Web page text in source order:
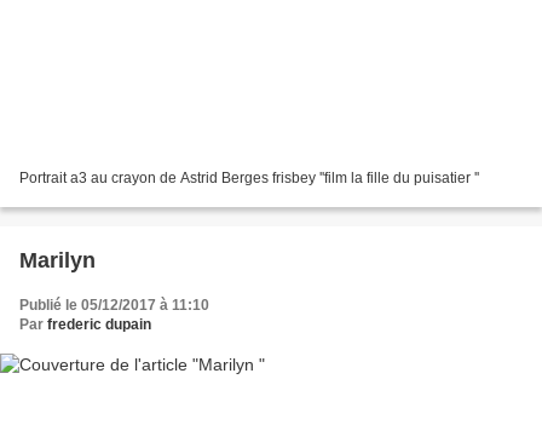
Portrait a3 au crayon de Astrid Berges frisbey ''film la fille du puisatier ''
Marilyn
Publié le 05/12/2017 à 11:10
Par frederic dupain